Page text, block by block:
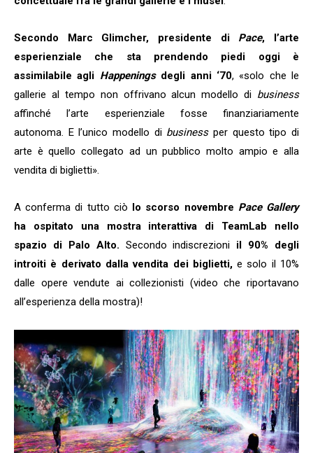
Secondo Marc Glimcher, presidente di Pace, l’arte
esperienziale che sta prendendo piedi oggi è
assimilabile agli Happeningsdegli anni ‘70, «solo che le
gallerie al tempo non offrivano alcun modello di business
affinché l’arte esperienziale fosse finanziariamente
autonoma. E l’unico modello dibusinessper questo tipo di
arte è quello collegato ad un pubblico molto ampio e alla
vendita di biglietti».
A conferma di tutto ciò lo scorso novembre Pace Gallery
ha ospitato una mostra interattiva di TeamLab nello
spazio di Palo Alto. Secondo indiscrezioni il 90% degli
introiti è derivato dalla vendita dei biglietti,e solo il 10%
dalle opere vendute ai collezionisti (video che riportavano
all’esperienza della mostra)!